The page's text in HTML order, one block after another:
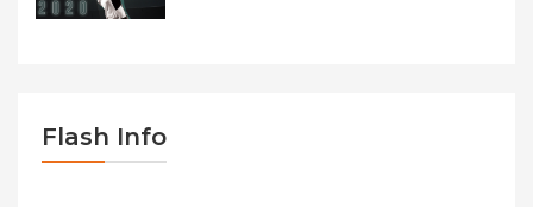
Flash Info